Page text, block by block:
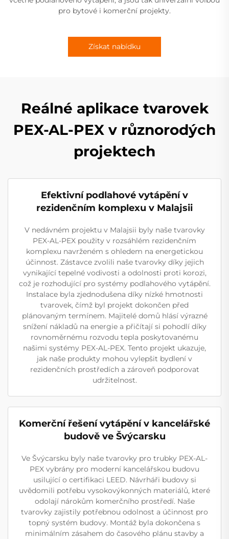
pro bytové i komerční projekty.
Získat nabídku
Reálné aplikace tvarovek
PEX-AL-PEX v různorodých
projektech
Efektivní podlahové vytápění v
rezidenčním komplexu v Malajsii
V nedávném projektu v Malajsii byly naše tvarovky
PEX-AL-PEX použity v rozsáhlém rezidenčním
komplexu navrženém s ohledem na energetickou
účinnost. Zástavce zvolili naše tvarovky díky jejich
vynikající tepelné vodivosti a odolnosti proti korozi,
což je rozhodující pro systémy podlahového vytápění.
Instalace byla zjednodušena díky nízké hmotnosti
tvarovek, čímž byl projekt dokončen před
plánovaným termínem. Majitelé domů hlásí výrazné
snížení nákladů na energie a přičítají si pohodlí díky
rovnoměrnému rozvodu tepla poskytovanému
našimi systémy PEX-AL-PEX. Tento projekt ukazuje,
jak naše produkty mohou vylepšit bydlení v
rezidenčních prostředích a zároveň podporovat
udržitelnost.
Komerční řešení vytápění v kancelářské
budově ve Švýcarsku
Ve Švýcarsku byly naše tvarovky pro trubky PEX-AL-
PEX vybrány pro moderní kancelářskou budovu
usilující o certifikaci LEED. Návrháři budovy si
uvědomili potřebu vysokovýkonných materiálů, které
odolají nárokům komerčního prostředí. Naše
tvarovky zajistily potřebnou odolnost a účinnost pro
topný systém budovy. Montáž byla dokončena s
minimálním zásahem do časového plánu stavby a